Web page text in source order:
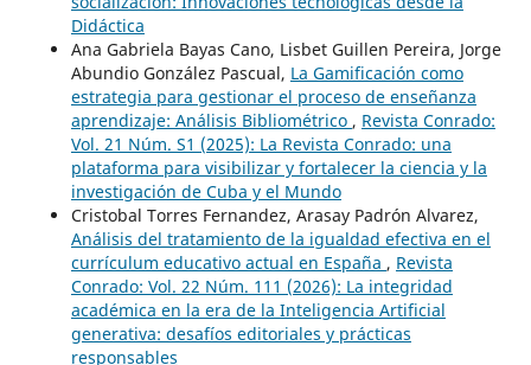
Didáctica
Ana Gabriela Bayas Cano, Lisbet Guillen Pereira, Jorge
Abundio González Pascual, La Gamificación como
estrategia para gestionar el proceso de enseñanza
aprendizaje: Análisis Bibliométrico , Revista Conrado:
Vol. 21 Núm. S1 (2025): La Revista Conrado: una
plataforma para visibilizar y fortalecer la ciencia y la
investigación de Cuba y el Mundo
Cristobal Torres Fernandez, Arasay Padrón Alvarez,
Análisis del tratamiento de la igualdad efectiva en el
currículum educativo actual en España , Revista
Conrado: Vol. 22 Núm. 111 (2026): La integridad
académica en la era de la Inteligencia Artificial
generativa: desafíos editoriales y prácticas
responsables